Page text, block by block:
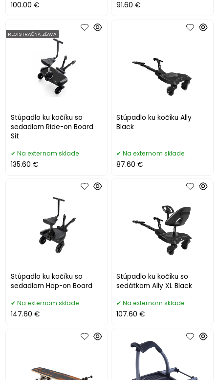
100.00 € 91.60 €
Stúpadlo ku kočíku so
sedadlom Ride-on Board
Sit
REGISTRAČNÁ ZĽAVA
Na externom sklade
135.60 €
Stúpadlo ku kočíku Ally
Black
Na externom sklade
87.60 €
Stúpadlo ku kočíku so
sedadlom Hop-on Board
Na externom sklade
147.60 €
Stúpadlo ku kočíku so
sedátkom Ally XL Black
Na externom sklade
107.60 €